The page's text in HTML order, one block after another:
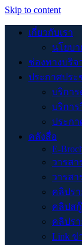
Skip to content
เกี่ยวกับเรา
นโยบ
ช่องทางบริจ
ประกาศปร
บริกา
บริกา
ประก
คลังสื่อ
E-
วารสา
วารสา
คลิปร
คลิปส
คลิปร
Link ข่